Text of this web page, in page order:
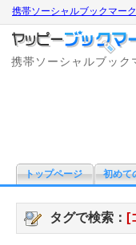
携帯ソーシャルブックマー
携帯ソーシャルブック
トップページ 初めて
タグで検索： [